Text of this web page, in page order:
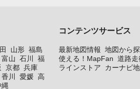
山形 福島
富山 石川
福
京都 兵庫
香川 愛媛 高
コンテンツサービス
最新地図情報 地図から
使える！MapFan 道路
ラインストア
カーナビ